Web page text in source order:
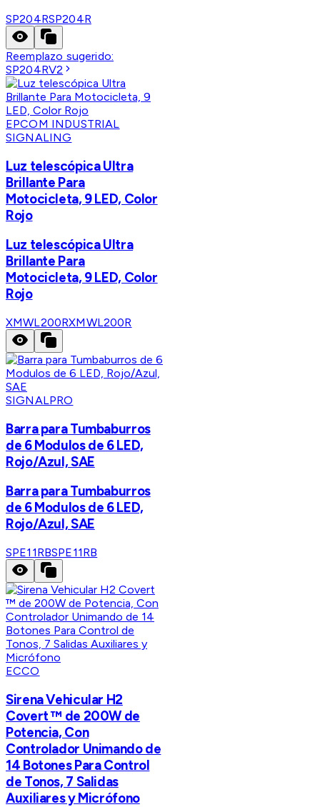
SP204RSP204R
Reemplazo sugerido:
SP204RV2
EPCOM INDUSTRIAL
SIGNALING
Luz telescópica Ultra
Brillante Para
Motocicleta, 9 LED, Color
Rojo
Luz telescópica Ultra
Brillante Para
Motocicleta, 9 LED, Color
Rojo
XMWL200RXMWL200R
SIGNALPRO
Barra para Tumbaburros
de 6 Modulos de 6 LED,
Rojo/Azul, SAE
Barra para Tumbaburros
de 6 Modulos de 6 LED,
Rojo/Azul, SAE
SPE11RBSPE11RB
ECCO
Sirena Vehicular H2
Covert ™ de 200W de
Potencia, Con
Controlador Unimando de
14 Botones Para Control
de Tonos, 7 Salidas
Auxiliares y Micrófono